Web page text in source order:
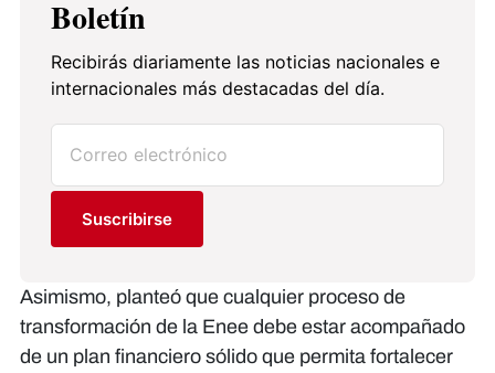
Boletín
Recibirás diariamente las noticias nacionales e
internacionales más destacadas del día.
Suscribirse
Asimismo, planteó que cualquier proceso de
transformación de la Enee debe estar acompañado
de un plan financiero sólido que permita fortalecer